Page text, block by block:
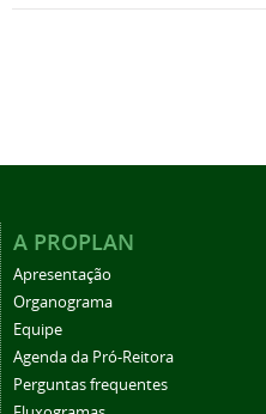
A PROPLAN
Apresentação
Organograma
Equipe
Agenda da Pró-Reitora
Perguntas frequentes